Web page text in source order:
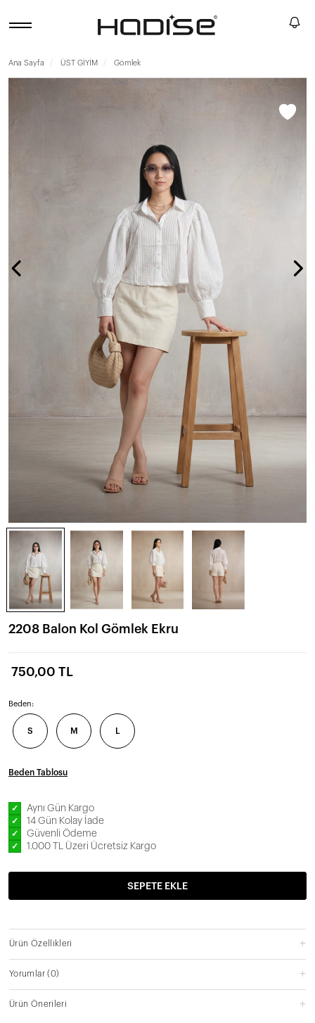
Ana Sayfa ÜST GİYİM Gömlek
2208 Balon Kol Gömlek Ekru
750,00 TL
Beden:
S M L
Beden Tablosu
SEPETE EKLE
✓ Aynı Gün Kargo
✓ 14 Gün Kolay İade
✓ Güvenli Ödeme
✓ 1.000 TL Üzeri Ücretsiz Kargo
Ürün Özellikleri
Yorumlar(0)
Ürün Önerileri